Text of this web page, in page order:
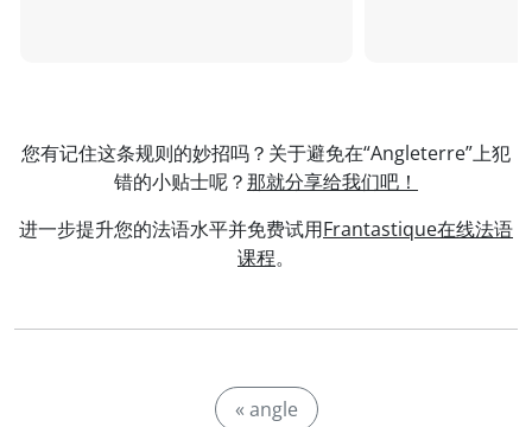
您有记住这条规则的妙招吗？关于避免在“Angleterre”上犯
错的小贴士呢？那就分享给我们吧！
进一步提升您的法语水平并免费试用Frantastique在线法语
课程。
« angle